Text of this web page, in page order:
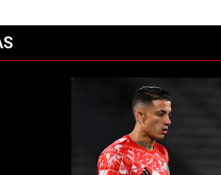
Un artículo de tendencia